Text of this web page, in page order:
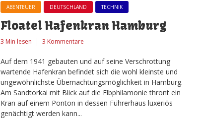
ABENTEUER DEUTSCHLAND TECHNIK
Floatel Hafenkran Hamburg
3 Min lesen 3 Kommentare
Auf dem 1941 gebauten und auf seine Verschrottung
wartende Hafenkran befindet sich die wohl kleinste und
ungewöhnlichste Übernachtungsmöglichkeit in Hamburg.
Am Sandtorkai mit Blick auf die Elbphilamonie thront ein
Kran auf einem Ponton in dessen Führerhaus luxeriös
genächtigt werden kann...